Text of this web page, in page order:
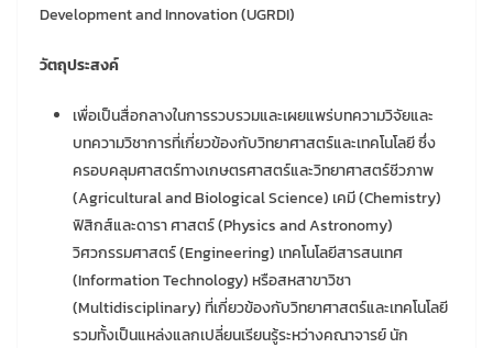
Development and Innovation (UGRDI)
วัตถุประสงค์
เพื่อเป็นสื่อกลางในการรวบรวมและเผยแพร่บทความวิจัยและ
บทความวิชาการที่เกี่ยวข้องกับวิทยาศาสตร์และเทคโนโลยี ซึ่ง
ครอบคลุมศาสตร์ทางเกษตรศาสตร์และวิทยาศาสตร์ชีวภาพ
(Agricultural and Biological Science) เคมี (Chemistry)
ฟิสิกส์และดารา ศาสตร์ (Physics and Astronomy)
วิศวกรรมศาสตร์ (Engineering) เทคโนโลยีสารสนเทศ
(Information Technology) หรือสหสาขาวิชา
(Multidisciplinary) ที่เกี่ยวข้องกับวิทยาศาสตร์และเทคโนโลยี
รวมทั้งเป็นแหล่งแลกเปลี่ยนเรียนรู้ระหว่างคณาจารย์ นัก